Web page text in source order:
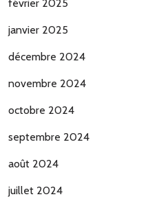
février 2025
janvier 2025
décembre 2024
novembre 2024
octobre 2024
septembre 2024
août 2024
juillet 2024